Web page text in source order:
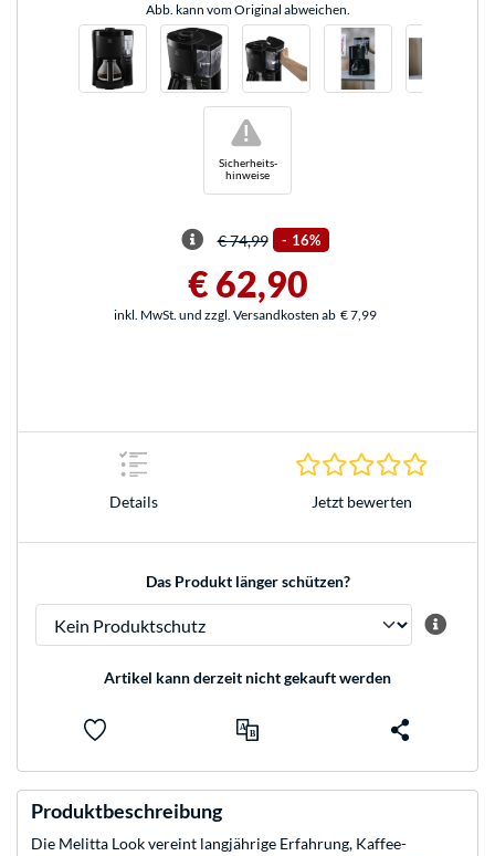
Abb. kann vom Original abweichen.
Sicherheits-
hinweise
!
€ 74,99 - 16%
€ 62,90
inkl. MwSt. und zzgl. Versandkosten ab € 7,99
Details Jetzt bewerten
Das Produkt länger schützen?
Artikel kann derzeit nicht gekauft werden
Produktbeschreibung
Die Melitta Look vereint langjährige Erfahrung, Kaffee-